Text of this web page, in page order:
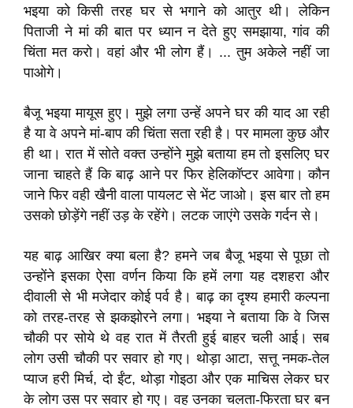
भइया को किसी तरह घर से भगाने को आतुर थी। लेकिन
पिताजी ने मां की बात पर ध्यान न देते हुए समझाया, गांव की
चिंता मत करो। वहां और भी लोग हैं। ... तुम अकेले नहीं जा
पाओगे।
बैजू भइया मायूस हुए। मुझे लगा उन्हें अपने घर की याद आ रही
है या वे अपने मां-बाप की चिंता सता रही है। पर मामला कुछ और
ही था। रात में सोते वक्त उन्होंने मुझे बताया हम तो इसलिए घर
जाना चाहते हैं कि बाढ़ आने पर फिर हेलिकॉप्टर आवेगा। कौन
जाने फिर वही खैनी वाला पायलट से भेंट जाओ। इस बार तो हम
उसको छोड़ेंगे नहीं उड़ के रहेंगे। लटक जाएंगे उसके गर्दन से।
यह बाढ़ आखिर क्या बला है? हमने जब बैजू भइया से पूछा तो
उन्होंने इसका ऐसा वर्णन किया कि हमें लगा यह दशहरा और
दीवाली से भी मजेदार कोई पर्व है। बाढ़ का दृश्य हमारी कल्पना
को तरह-तरह से झकझोरने लगा। भइया ने बताया कि वे जिस
चौकी पर सोये थे वह रात में तैरती हुई बाहर चली आई। सब
लोग उसी चौकी पर सवार हो गए। थोड़ा आटा, सत्तू नमक-तेल
प्याज हरी मिर्च, दो ईंट, थोड़ा गोइठा और एक माचिस लेकर घर
के लोग उस पर सवार हो गए। वह उनका चलता-फिरता घर बन